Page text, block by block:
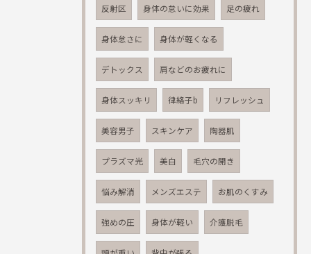
反射区 身体の怠いに効果 足の疲れ
身体怠さに 身体が軽くなる
デトックス 肩などのお疲れに
身体スッキリ 律絡子b リフレッシュ
美容男子 スキンケア 陶器肌
プラズマ光 美白 毛穴の開き
悩み解消 メンズエステ お肌のくすみ
強めの圧 身体が軽い 介護脱毛